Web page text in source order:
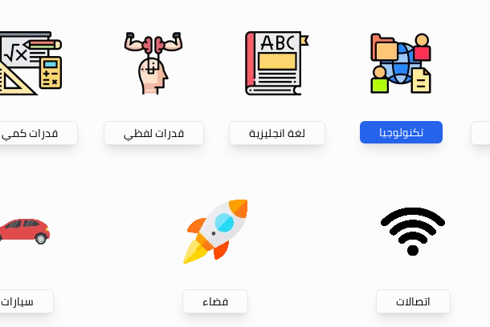
تكنولوجيا لغة انجليزية قدرات لفظي قدرات كمي
اتصالات فضاء سيارات